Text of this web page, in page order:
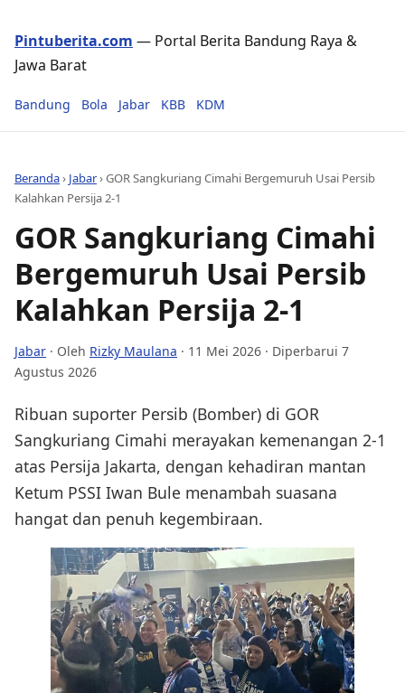
Pintuberita.com — Portal Berita Bandung Raya &
Jawa Barat
Bandung Bola Jabar KBB KDM
Beranda› Jabar›GOR Sangkuriang Cimahi Bergemuruh Usai Persib
Kalahkan Persija 2-1
GOR Sangkuriang Cimahi
Bergemuruh Usai Persib
Kalahkan Persija 2-1
Jabar · Oleh Rizky Maulana · 11 Mei 2026 · Diperbarui 7
Agustus 2026
Ribuan suporter Persib (Bomber) di GOR
Sangkuriang Cimahi merayakan kemenangan 2-1
atas Persija Jakarta, dengan kehadiran mantan
Ketum PSSI Iwan Bule menambah suasana
hangat dan penuh kegembiraan.